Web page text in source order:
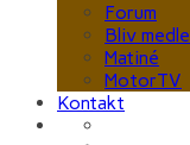
Forum
Bliv
Matiné
MotorTV
Kontakt